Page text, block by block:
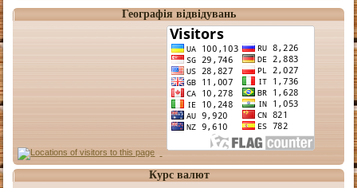
Географія відвідувань
Курс валют